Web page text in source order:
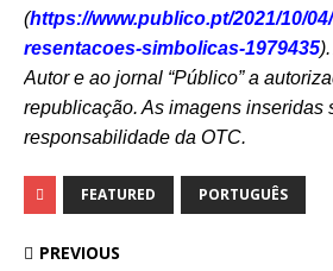
(https://www.publico.pt/2021/10/
resentacoes-simbolicas-1979435
Autor e ao jornal “Público” a
republicação. As imagens inseridas
responsabilidade da OTC.
FEATURED PORTUGUÊS
PREVIOUS